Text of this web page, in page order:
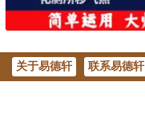
关于易德轩 联系易德轩